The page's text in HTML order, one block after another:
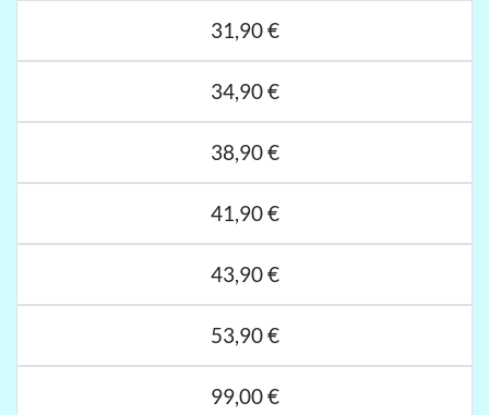
31,90 €
34,90 €
38,90 €
41,90 €
43,90 €
53,90 €
99,00 €